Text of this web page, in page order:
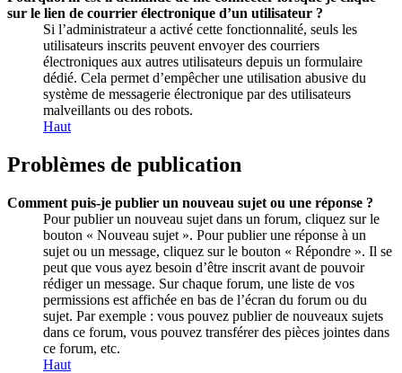
sur le lien de courrier électronique d’un utilisateur ?
Si l’administrateur a activé cette fonctionnalité, seuls les
utilisateurs inscrits peuvent envoyer des courriers
électroniques aux autres utilisateurs depuis un formulaire
dédié. Cela permet d’empêcher une utilisation abusive du
système de messagerie électronique par des utilisateurs
malveillants ou des robots.
Haut
Problèmes de publication
Comment puis-je publier un nouveau sujet ou une réponse ?
Pour publier un nouveau sujet dans un forum, cliquez sur le
bouton « Nouveau sujet ». Pour publier une réponse à un
sujet ou un message, cliquez sur le bouton « Répondre ». Il se
peut que vous ayez besoin d’être inscrit avant de pouvoir
rédiger un message. Sur chaque forum, une liste de vos
permissions est affichée en bas de l’écran du forum ou du
sujet. Par exemple : vous pouvez publier de nouveaux sujets
dans ce forum, vous pouvez transférer des pièces jointes dans
ce forum, etc.
Haut